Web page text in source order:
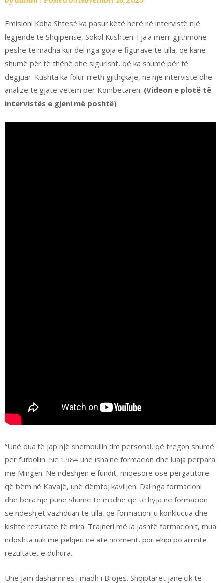
Emisioni Koha Shtesë ka pasur këtë herë në intervistë një
legjendë të Shqipërisë, Sokol Kushtën. Fjala merr gjithmonë
peshë të madha kur del nga goja e figurave të tilla, që kanë
shumë për të thënë dhe sigurisht, që ka shumë për të
dëgjuar. Kushta ka folur rreth gjithçkaje, në një intervistë dhe
analizë të gjatë vetëm për Kombëtaren. (Videon e plotë të
intervistës e gjeni më poshtë)
“Unë dua të jap një shembullin tim personal, që tregon shumë
për futbollin. Në 1984 unë isha në formacion dhe luaja përpara
me Mingën. Në ndeshjen e fundit, miqësore ose përgatitore
që bëm në Kavajë, unë dëmtoj kaviljen. Dal nga formacioni
dhe bëra një punë shumë të madhe që të hyja në formacion
se ndeshjet vazhduan të tilla, që formacioni u konkludua dhe
kishte rezultate të mira. Trajneri më la jashtë formacionit, mua
ndoshta nuk më pëlqeu në atë moment, por ekipi po arrinte
rezultatet e duhura.
Unë jam dashamirës i madh i Brojës. Shqiptarët janë cik të